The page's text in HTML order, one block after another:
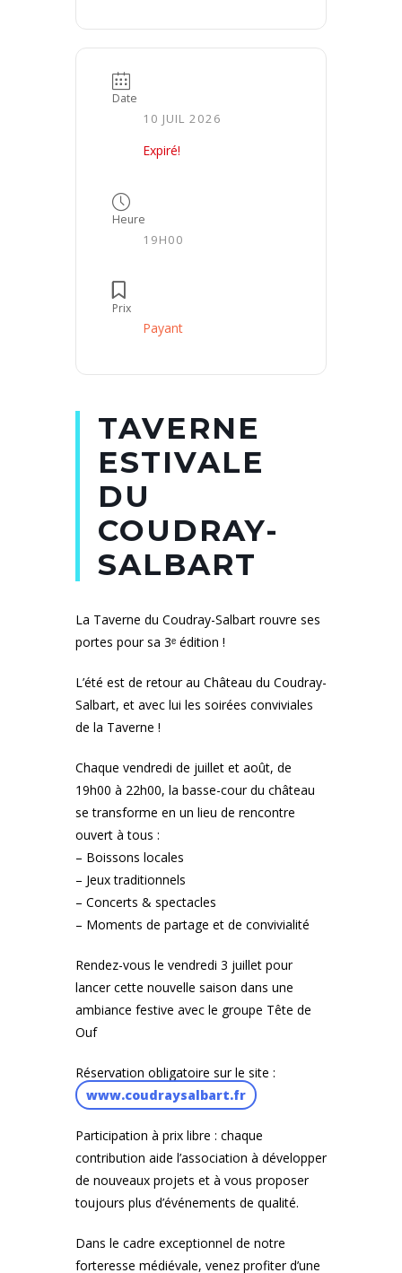
Date
10 JUIL 2026
Expiré!
Heure
19H00
Prix
Payant
TAVERNE
ESTIVALE
DU
COUDRAY-
SALBART
La Taverne du Coudray-Salbart rouvre ses
portes pour sa 3ᵉ édition !
L’été est de retour au Château du Coudray-
Salbart, et avec lui les soirées conviviales
de la Taverne !
Chaque vendredi de juillet et août, de
19h00 à 22h00, la basse-cour du château
se transforme en un lieu de rencontre
ouvert à tous :
– Boissons locales
– Jeux traditionnels
– Concerts & spectacles
– Moments de partage et de convivialité
Rendez-vous le vendredi 3 juillet pour
lancer cette nouvelle saison dans une
ambiance festive avec le groupe Tête de
Ouf
Réservation obligatoire sur le site :
www.coudraysalbart.fr
Participation à prix libre : chaque
contribution aide l’association à développer
de nouveaux projets et à vous proposer
toujours plus d’événements de qualité.
Dans le cadre exceptionnel de notre
forteresse médiévale, venez profiter d’une